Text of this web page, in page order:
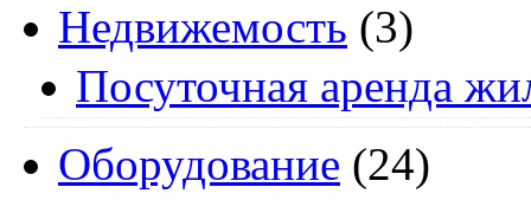
Недвижемость (3)
Посуточная аренда
Оборудование (24)